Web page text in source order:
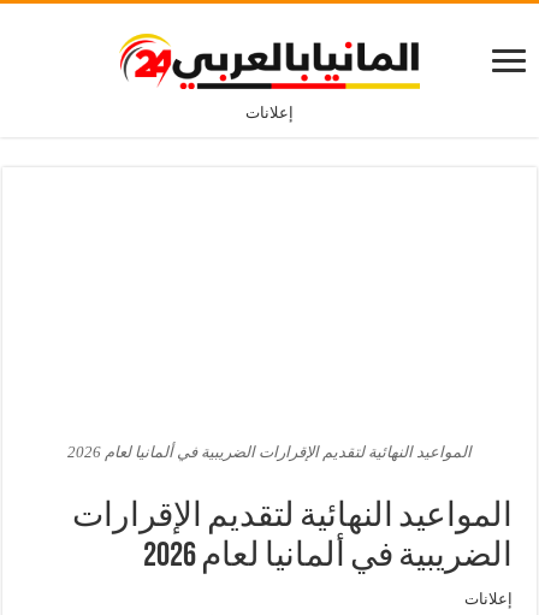
إعلانات
المواعيد النهائية لتقديم الإقرارات الضريبية في ألمانيا لعام 2026
المواعيد النهائية لتقديم الإقرارات
الضريبية في ألمانيا لعام 2026
إعلانات